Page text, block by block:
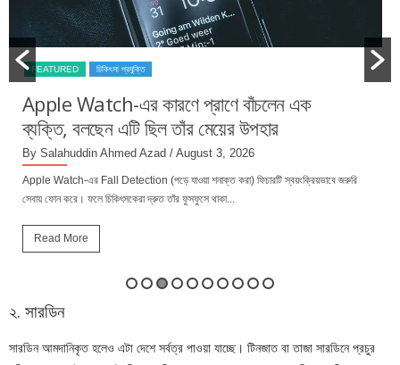
FEATURED চিকিৎসা প্রযুক্তি
Apple Watch-এর কারণে প্রাণে বাঁচলেন এক
ব্যক্তি, বলছেন এটি ছিল তাঁর মেয়ের উপহার
By Salahuddin Ahmed Azad / August 3, 2026
Apple Watch-এর Fall Detection (পড়ে যাওয়া শনাক্ত করা) ফিচারটি স্বয়ংক্রিয়ভাবে জরুরি
সেবায় ফোন করে। ফলে চিকিৎসকেরা দ্রুত তাঁর ফুসফুসে থাকা...
Read More
২. সারডিন
সারডিন আমদানিকৃত হলেও এটা দেশে সর্বত্র পাওয়া যাচ্ছে। টিনজাত বা তাজা সারডিনে প্রচুর